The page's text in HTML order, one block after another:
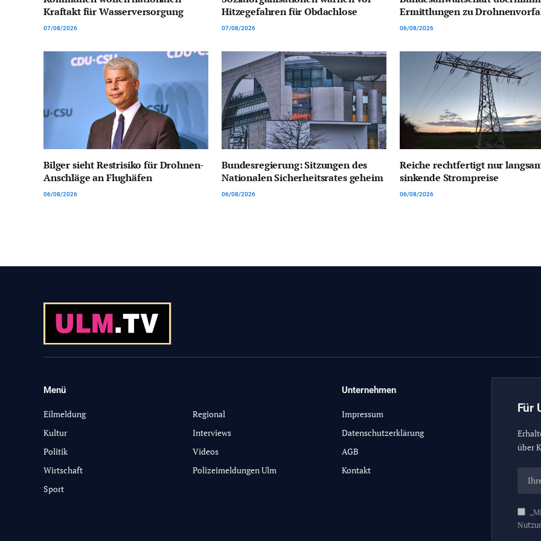
Kraftakt für Wasserversorgung
07/08/2026
Hitzegefahren für Obdachlose
07/08/2026
Ermittlungen zu
06/08/2026
Bilger sieht Restrisiko für Drohnen-
Anschläge an Flughäfen
06/08/2026
Bundesregierung: Sitzungen des
Nationalen Sicherheitsrates geheim
06/08/2026
Reiche rechtfertigt nur
sinkende Strompreise
06/08/2026
Menü
Eilmeldung
Kultur
Politik
Wirtschaft
Sport
Regional
Interviews
Videos
Polizeimeldungen Ulm
Unternehmen
Impressum
Datenschutzerklärung
AGB
Kontakt
Für
über